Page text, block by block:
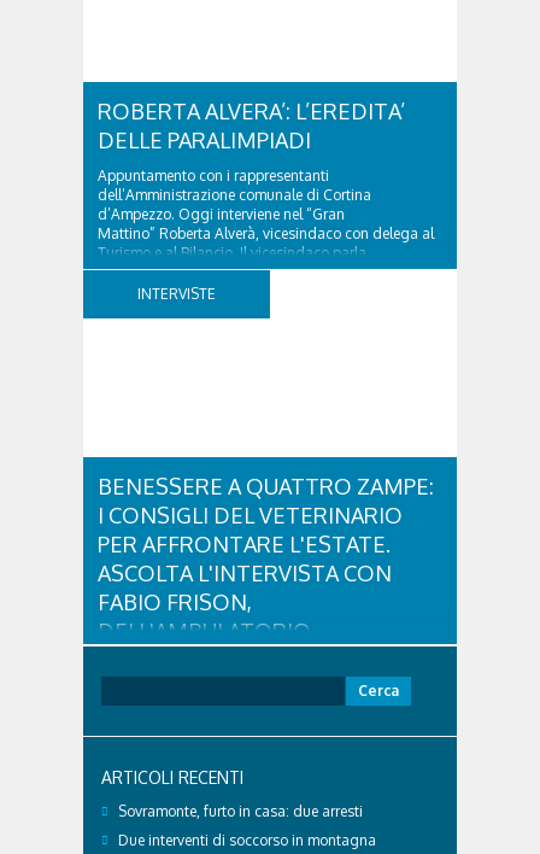
ROBERTA ALVERA’: L’EREDITA’
DELLE PARALIMPIADI
Appuntamento con i rappresentanti
dell’Amministrazione comunale di Cortina
d’Ampezzo. Oggi interviene nel “Gran
Mattino” Roberta Alverà, vicesindaco con delega al
Turismo e al Bilancio. Il vicesindaco parla
dell'eredità delle Paralimpiadi Milano Cortina 2026,
di accessibilità e di come...
INTERVISTE
BENESSERE A QUATTRO ZAMPE:
I CONSIGLI DEL VETERINARIO
PER AFFRONTARE L'ESTATE.
ASCOLTA L'INTERVISTA CON
FABIO FRISON,
DELL'AMBULATORIO
con il veterinario di Cortina, che ci ha illustrato i
principali accorgimenti per aiutare i cani ad
affrontare il caldo in sicurezza e benessere...
per:
ARTICOLI RECENTI
Sovramonte, furto in casa: due arresti
Due interventi di soccorso in montagna